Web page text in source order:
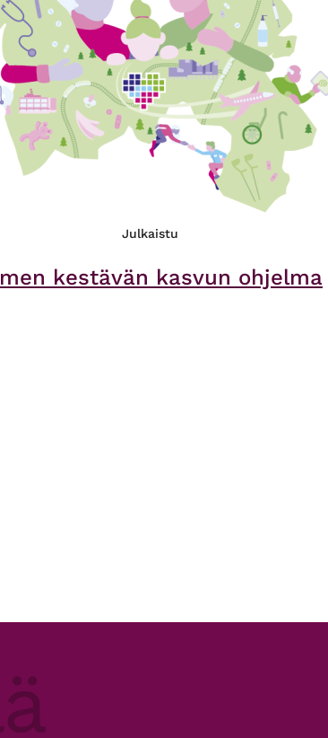
Julkaistu
kestävän kasvun ohjelma